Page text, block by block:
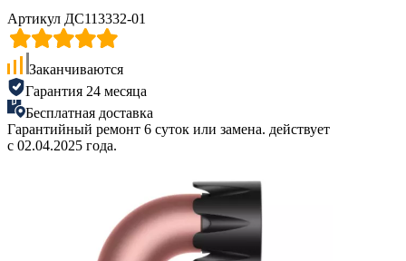
Артикул ДС113332-01
Заканчиваются
Гарантия 24 месяца
Бесплатная доставка
Гарантийный ремонт 6 суток или замена. действует
с 02.04.2025 года.